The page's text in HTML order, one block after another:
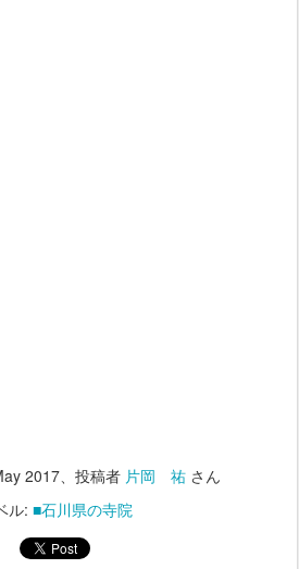
2017、投稿者 片岡 祐さん
ル: ■石川県の寺院